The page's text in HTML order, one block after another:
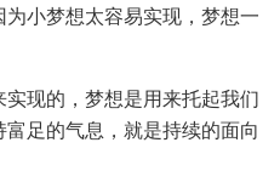
小梦想太容易实现，梦想一
现的，梦想是用来托起我们
足的气息，就是持续的面向